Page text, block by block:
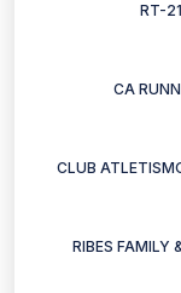
RT-21
CA
CLUB
RIBES FAMILY